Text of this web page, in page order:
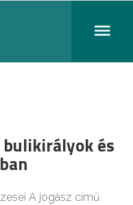
bulikirályok és
A jogász című